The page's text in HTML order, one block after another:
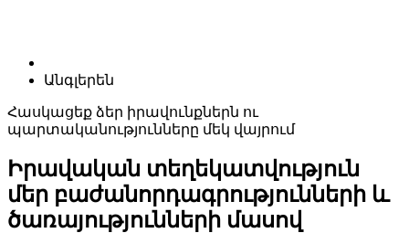
Անգլերեն
Հասկացեք ձեր իրավունքներն ու
պարտականությունները մեկ վայրում
Իրավական տեղեկատվություն
մեր բաժանորդագրությունների և
ծառայությունների մասով